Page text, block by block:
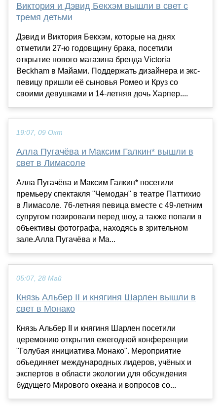
Виктория и Дэвид Бекхэм вышли в свет с
тремя детьми
Дэвид и Виктория Бекхэм, которые на днях
отметили 27-ю годовщину брака, посетили
открытие нового магазина бренда Victoria
Beckham в Майами. Поддержать дизайнера и экс-
певицу пришли её сыновья Ромео и Круз со
своими девушками и 14-летняя дочь Харпер....
19:07, 09 Окт
Алла Пугачёва и Максим Галкин* вышли в
свет в Лимасоле
Алла Пугачёва и Максим Галкин* посетили
премьеру спектакля "Чемодан" в театре Паттихио
в Лимасоле. 76-летняя певица вместе с 49-летним
супругом позировали перед шоу, а также попали в
объективы фотографа, находясь в зрительном
зале.Алла Пугачёва и Ма...
05:07, 28 Май
Князь Альбер II и княгиня Шарлен вышли в
свет в Монако
Князь Альбер II и княгиня Шарлен посетили
церемонию открытия ежегодной конференции
"Голубая инициатива Монако". Мероприятие
объединяет международных лидеров, учёных и
экспертов в области экологии для обсуждения
будущего Мирового океана и вопросов со...